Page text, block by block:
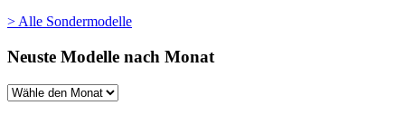
> Alle Sondermodelle
Neuste Modelle nach Monat